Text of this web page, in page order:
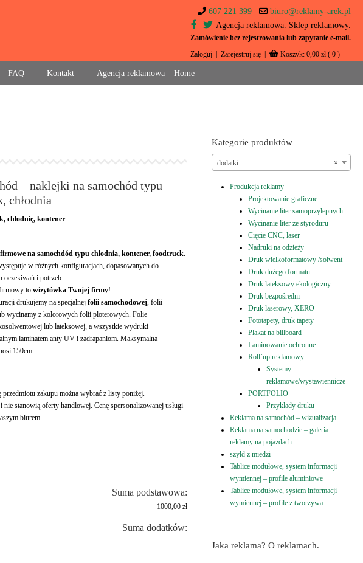
607 221 399
biuro@reklamy-arek.pl
Agencja reklamowa. Sklep reklamowy.
Zamówienie bez rejestrowania lub zapytanie e-mail.
Zaloguj Zarejestruj się Koszyk: 0,00 zł ( 0 )
FAQ Kontakt Agencja reklamowa – Home
– naklejki na samochód typu
chłodnia
chłodnię, kontener
na samochdód typu chłodnia, kontener, foodtruck.
w różnych konfiguracjach, dopasowanych do
oczekiwań i potrzeb.
to wizytówka Twojej firmy!
drukujemy na specjalnej folii samochodowej, folii
wycinamy z kolorowych folii ploterowych. Folie
lub lateksowej, a wszystkie wydruki
laminatem anty UV i zadrapaniom. Maksymalna
150cm.
zakupu można wybrać z listy poniżej.
stanowią oferty handlowej. Cenę spersonalizowanej usługi
biurem.
Suma podstawowa:
1000,00 zł
Suma dodatków:
Kategorie produktów
×
dodatki
Produkcja reklamy
Projektowanie graficzne
Wycinanie liter samoprzylepnych
Wycinanie liter ze styroduru
Cięcie CNC, laser
Nadruki na odzieży
Druk wielkoformatowy /solwent
Druk dużego formatu
Druk lateksowy ekologiczny
Druk bezpośredni
Druk laserowy, XERO
Fototapety, druk tapety
Plakat na billboard
Laminowanie ochronne
Roll`up reklamowy
Systemy
reklamowe/wystawiennicze
PORTFOLIO
Przykłady druku
Reklama na samochód – wizualizacja
Reklama na samochodzie – galeria
reklamy na pojazdach
szyld z miedzi
Tablice modułowe, system informacji
wymiennej – profile aluminiowe
Tablice modułowe, system informacji
wymiennej – profile z tworzywa
Jaka reklama? O reklamach.